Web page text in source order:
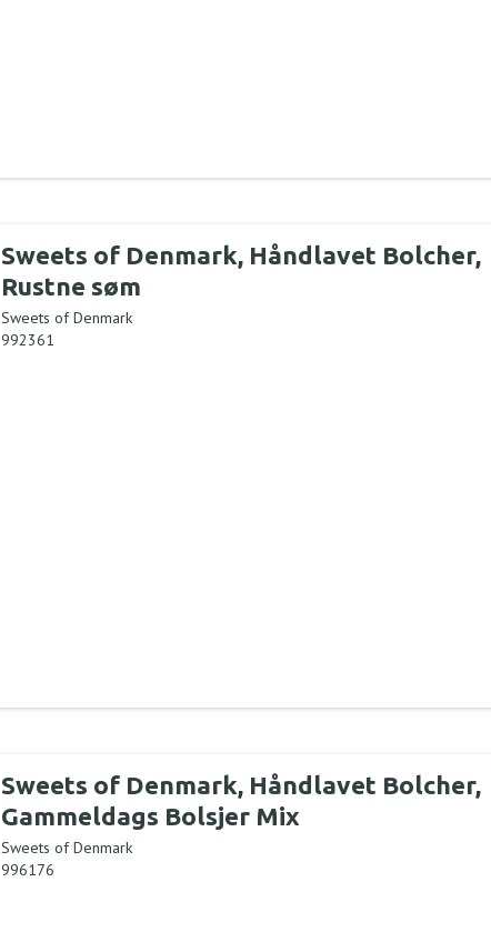
Sweets of Denmark, Håndlavet Bolcher,
Rustne søm
Sweets of Denmark
992361
Sweets of Denmark, Håndlavet Bolcher,
Gammeldags Bolsjer Mix
Sweets of Denmark
996176